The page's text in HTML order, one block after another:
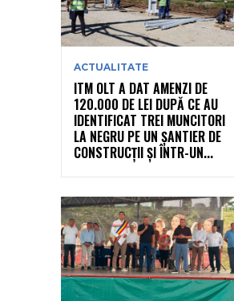
ACTUALITATE
ITM OLT A DAT AMENZI DE
120.000 DE LEI DUPĂ CE AU
IDENTIFICAT TREI MUNCITORI
LA NEGRU PE UN ȘANTIER DE
CONSTRUCȚII ȘI ÎNTR-UN...